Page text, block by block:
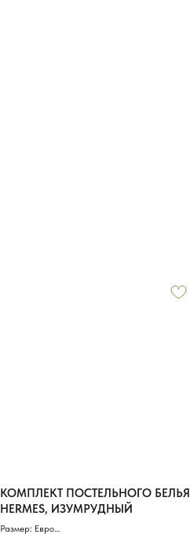
КОМПЛЕКТ ПОСТЕЛЬНОГО БЕЛЬЯ
HERMES, ИЗУМРУДНЫЙ
Размер: Евро